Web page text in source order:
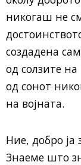
никогаш не
создадена
од солзите
од сонот
на војната.
Ние, добро ја
Знаеме што